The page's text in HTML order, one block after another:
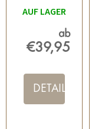
AUF LAGER
ab
€39,95
DETAIL